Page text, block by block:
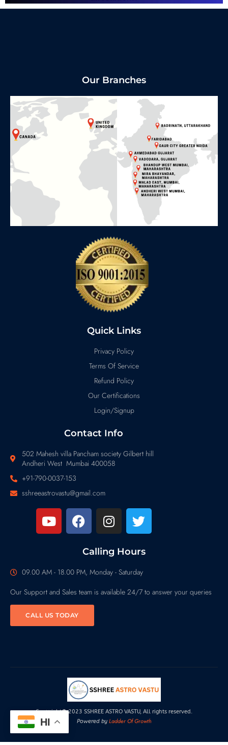
Our Branches
Quick Links
Privacy Policy
Terms Of Service
Refund Policy
Our Certifications
Login/Signup
Contact Info
502 Mahesh villa Pancham society Gilbert hill
Andheri West Mumbai 400058
+91-790-0037-153
sshreeastrovastu@gmail.com
Calling Hours
09.00 AM - 18.00 PM, Monday - Saturday
Our Support and Sales team is available 24/7 to answer your queries
CALL US TODAY
Copyright© 2023 SSHREE ASTRO VASTU, All rights reserved.
Powered by Ladder Of Growth
HI